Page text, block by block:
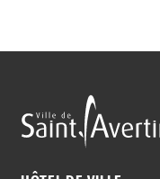
DE QUARTIER